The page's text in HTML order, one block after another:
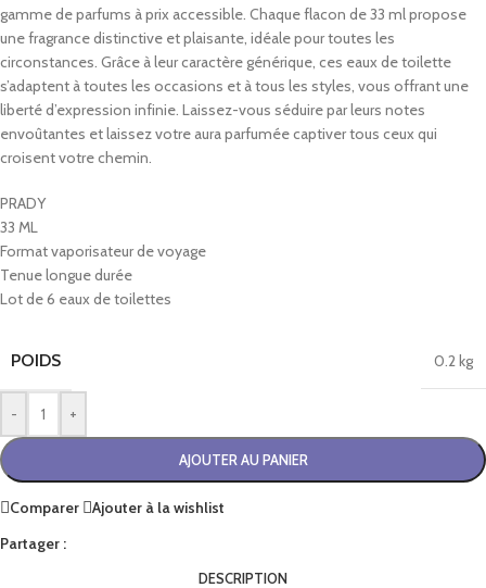
gamme de parfums à prix accessible. Chaque flacon de 33 ml propose
une fragrance distinctive et plaisante, idéale pour toutes les
circonstances. Grâce à leur caractère générique, ces eaux de toilette
s’adaptent à toutes les occasions et à tous les styles, vous offrant une
liberté d’expression infinie. Laissez-vous séduire par leurs notes
envoûtantes et laissez votre aura parfumée captiver tous ceux qui
croisent votre chemin.
PRADY
33 ML
Format vaporisateur de voyage
Tenue longue durée
Lot de 6 eaux de toilettes
POIDS 0.2 kg
- +
AJOUTER AU PANIER
Comparer
Ajouter à la wishlist
Partager :
DESCRIPTION